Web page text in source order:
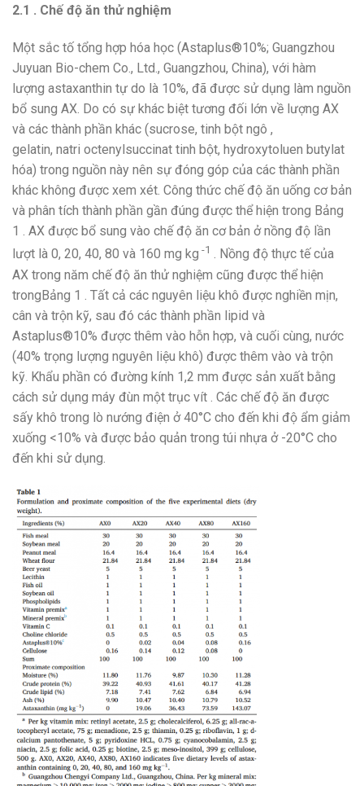
2.1 . Chế độ ăn thử nghiệm
Một sắc tố tổng hợp hóa học (Astaplus®10%; Guangzhou
Juyuan Bio-chem Co., Ltd., Guangzhou, China), với hàm
lượng astaxanthin tự do là 10%, đã được sử dụng làm nguồn
bổ sung AX. Do có sự khác biệt tương đối lớn về lượng AX
và các thành phần khác (sucrose, tinh bột ngô ,
gelatin, natri octenylsuccinat tinh bột, hydroxytoluen butylat
hóa) trong nguồn này nên sự đóng góp của các thành phần
khác không được xem xét. Công thức chế độ ăn uống cơ bản
và phân tích thành phần gần đúng được thể hiện trong Bảng
1 . AX được bổ sung vào chế độ ăn cơ bản ở nồng độ lần
lượt là 0, 20, 40, 80 và 160 mg kg -1 . Nồng độ thực tế của
AX trong năm chế độ ăn thử nghiệm cũng được thể hiện
trongBảng 1 . Tất cả các nguyên liệu khô được nghiền mịn,
cân và trộn kỹ, sau đó các thành phần lipid và
Astaplus®10% được thêm vào hỗn hợp, và cuối cùng, nước
(40% trọng lượng nguyên liệu khô) được thêm vào và trộn
kỹ. Khẩu phần có đường kính 1,2 mm được sản xuất bằng
cách sử dụng máy đùn một trục vít . Các chế độ ăn được
sấy khô trong lò nướng điện ở 40°C cho đến khi độ ẩm giảm
xuống <10% và được bảo quản trong túi nhựa ở -20°C cho
đến khi sử dụng.